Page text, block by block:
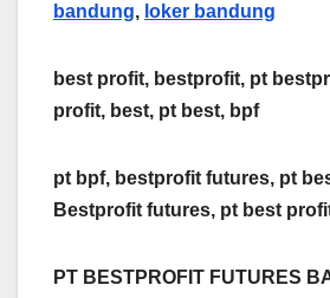
bandung, loker bandung
best profit, bestprofit, pt
profit, best, pt best, bpf
pt bpf, bestprofit futures, pt
Bestprofit futures, pt best
PT BESTPROFIT FUTURES